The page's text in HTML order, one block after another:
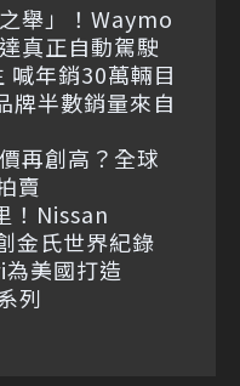
舉」！Waymo
真正自動駕駛
年銷30萬輛目
牌半數銷量來自
再創高？全球
賣
！Nissan
金氏世界紀錄
美國打造
列